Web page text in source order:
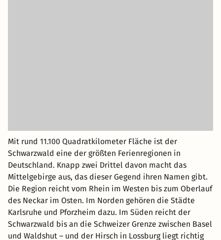
Mit rund 11.100 Quadratkilometer Fläche ist der
Schwarzwald eine der größten Ferienregionen in
Deutschland. Knapp zwei Drittel davon macht das
Mittelgebirge aus, das dieser Gegend ihren Namen gibt.
Die Region reicht vom Rhein im Westen bis zum Oberlauf
des Neckar im Osten. Im Norden gehören die Städte
Karlsruhe und Pforzheim dazu. Im Süden reicht der
Schwarzwald bis an die Schweizer Grenze zwischen Basel
und Waldshut – und der Hirsch in Lossburg liegt richtig